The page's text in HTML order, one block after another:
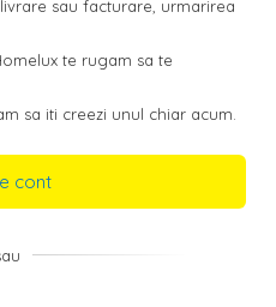
sau facturare, urmarirea
te rugam sa te
sa iti creezi unul chiar acum.
cont